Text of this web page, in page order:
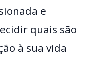
e
quais são
à sua vida